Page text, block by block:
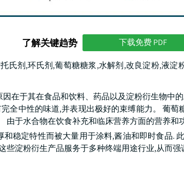
了解关键趋势 下载免费 PDF
氏剂,环氏剂,葡萄糖糖浆,水解剂,改良淀粉,液淀
在于其在食品和饮料、药品以及淀粉衍生物中
全中性的味道,并表现出极好的束缚能力。 葡
由于水合物在饮食补充和临床营养方面的营养和
稳定特性而被大量用于涂料,酱油和即时食品.
些淀粉衍生产品服务于多种终端用途行业,从而